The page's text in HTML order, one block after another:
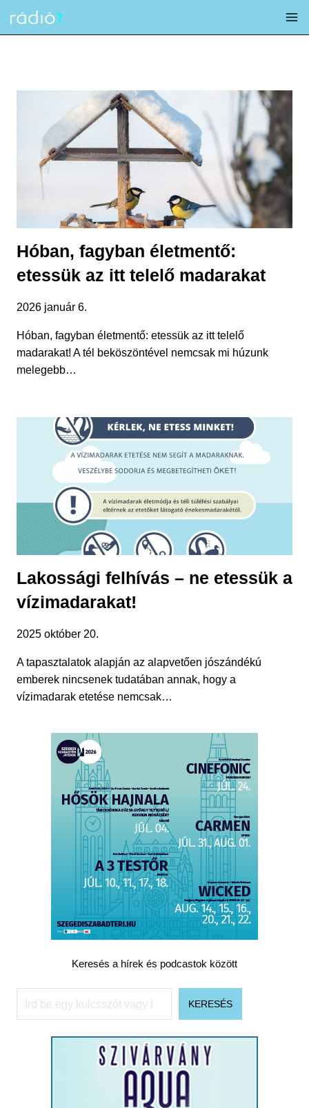
Hóban, fagyban életmentő:
etessük az itt telelő madarakat
2026 január 6.
Hóban, fagyban életmentő: etessük az itt telelő
madarakat! A tél beköszöntével nemcsak mi húzunk
melegebb…
Lakossági felhívás – ne etessük a
vízimadarakat!
2025 október 20.
A tapasztalatok alapján az alapvetően jószándékú
emberek nincsenek tudatában annak, hogy a
vízimadarak etetése nemcsak…
Keresés a hírek és podcastok között
Keresés
KERESÉS